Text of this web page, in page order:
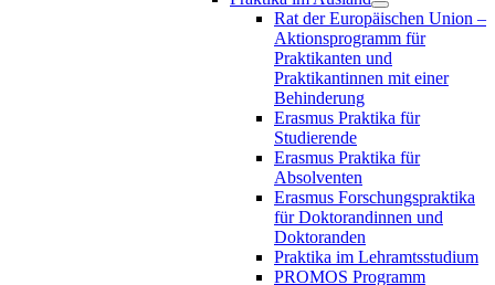
Rat der Europäischen Union –
Aktionsprogramm für
Praktikanten und
Praktikantinnen mit einer
Behinderung
Erasmus Praktika für
Studierende
Erasmus Praktika für
Absolventen
Erasmus Forschungspraktika
für Doktorandinnen und
Doktoranden
Praktika im Lehramtsstudium
PROMOS Programm